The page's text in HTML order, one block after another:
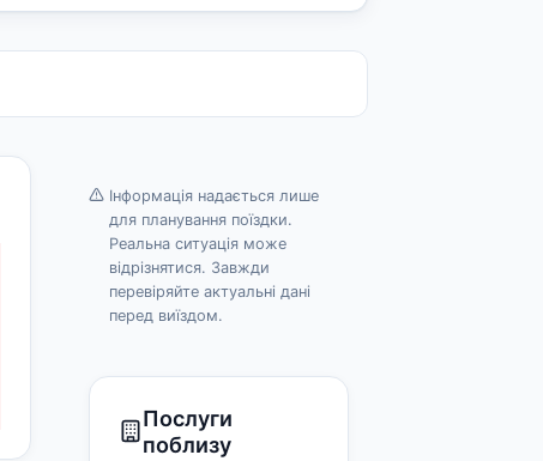
Інформація надається лише
для планування поїздки.
Реальна ситуація може
відрізнятися. Завжди
перевіряйте актуальні дані
перед виїздом.
Послуги
поблизу